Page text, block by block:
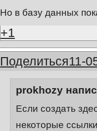
Но в базу данных
+1
Поделиться11-
prokhozy
Если создать
некоторые